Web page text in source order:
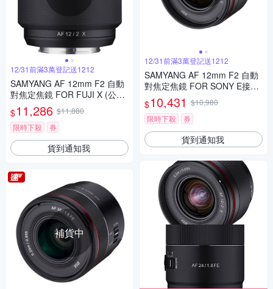
12/31前滿3萬登記送1212
SAMYANG AF 12mm F2 自動
對焦定焦鏡 FOR FUJI X (公司
貨)
$11,286 $11,880
限時下殺
券
貨到通知我
補貨中
12/31前滿3萬登記送1212
SAMYANG AF 12mm F2 自動
對焦定焦鏡 FOR SONY E接環
(公司貨)
$10,431 $10,980
限時下殺
券
貨到通知我